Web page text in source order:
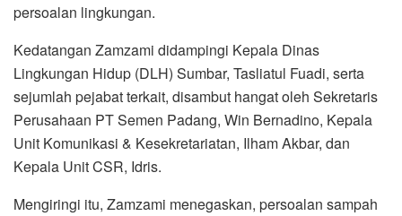
persoalan lingkungan.
Kedatangan Zamzami didampingi Kepala Dinas
Lingkungan Hidup (DLH) Sumbar, Tasliatul Fuadi, serta
sejumlah pejabat terkait, disambut hangat oleh Sekretaris
Perusahaan PT Semen Padang, Win Bernadino, Kepala
Unit Komunikasi & Kesekretariatan, Ilham Akbar, dan
Kepala Unit CSR, Idris.
Mengiringi itu, Zamzami menegaskan, persoalan sampah